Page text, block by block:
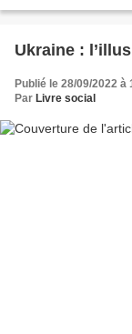
Ukraine :
Publié le 28/09/2022 à
Par Livre social